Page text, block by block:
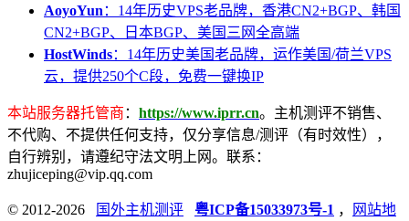
AoyoYun ：14年历史VPS老品牌，香港CN2+BGP、韩国
CN2+BGP、日本BGP、美国三网全高端
HostWinds：14年历史美国老品牌，运作美国/荷兰VPS
云，提供250个C段，免费一键换IP
本站服务器托管商 ： https://www.iprr.cn。主机测评不销售、
不代购、不提供任何支持，仅分享信息/测评（有时效性），
自行辨别，请遵纪守法文明上网。联系：
zhujiceping@vip.qq.com
© 2012-2026 国外主机测评 粤ICP备15033973号-1 ，
网站地